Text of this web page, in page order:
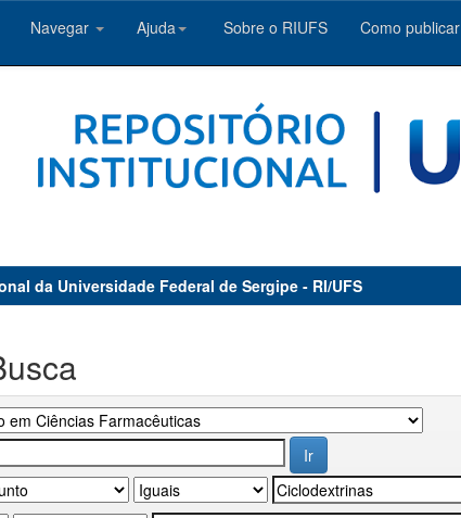
Navegar Ajuda Sobre o RIUFS Como publicar
da Universidade Federal de Sergipe - RI/UFS